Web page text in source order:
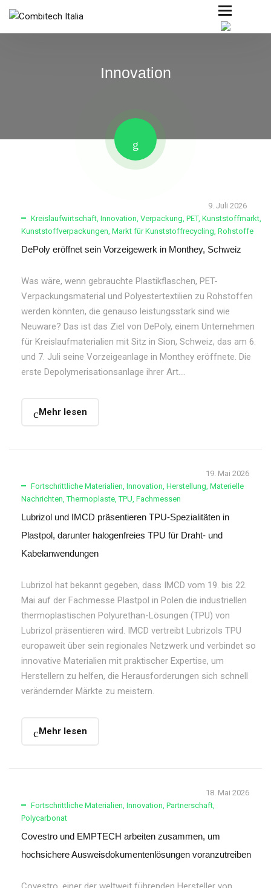
Innovation
9. Juli 2026
Kreislaufwirtschaft, Innovation, Verpackung, PET, Kunststoffmarkt,
Kunststoffverpackungen, Markt für Kunststoffrecycling, Rohstoffe
DePoly eröffnet sein Vorzeigewerk in Monthey, Schweiz
Was wäre, wenn gebrauchte Plastikflaschen, PET-
Verpackungsmaterial und Polyestertextilien zu Rohstoffen
werden könnten, die genauso leistungsstark sind wie
Neuware? Das ist das Ziel von DePoly, einem Unternehmen
für Kreislaufmaterialien mit Sitz in Sion, Schweiz, das am 6.
und 7. Juli seine Vorzeigeanlage in Monthey eröffnete. Die
erste Depolymerisationsanlage ihrer Art….
Mehr lesen
19. Mai 2026
Fortschrittliche Materialien, Innovation, Herstellung, Materielle
Nachrichten,Thermoplaste,TPU, Fachmessen
Lubrizol und IMCD präsentieren TPU-Spezialitäten in
Plastpol, darunter halogenfreies TPU für Draht- und
Kabelanwendungen
Lubrizol hat bekannt gegeben, dass IMCD vom 19. bis 22.
Mai auf der Fachmesse Plastpol in Polen die industriellen
thermoplastischen Polyurethan-Lösungen (TPU) von
Lubrizol präsentieren wird. IMCD vertreibt Lubrizols TPU
europaweit über sein regionales Netzwerk und verbindet so
innovative Materialien mit praktischer Expertise, um
Herstellern zu helfen, die Herausforderungen sich schnell
verändernder Märkte zu meistern.
Mehr lesen
18. Mai 2026
Fortschrittliche Materialien, Innovation, Partnerschaft,
Polycarbonat
Covestro und EMPTECH arbeiten zusammen, um
hochsichere Ausweisdokumentenlösungen voranzutreiben